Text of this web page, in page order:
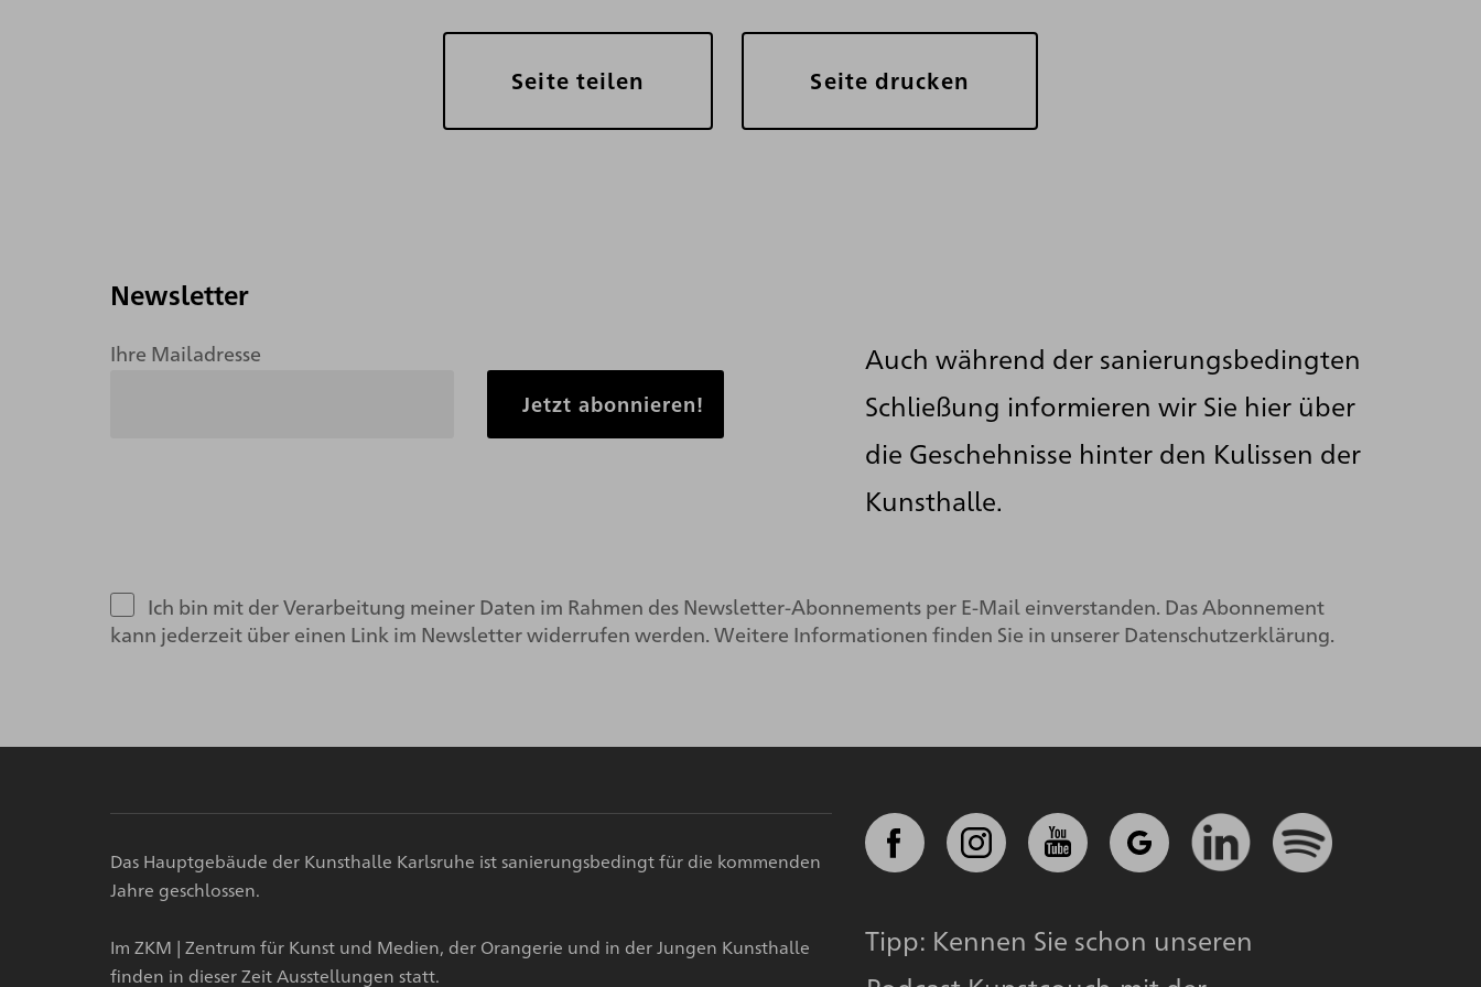
Seite teilen Seite drucken
Newsletter
Auch während der sanierungsbedingten
Schließung informieren wir Sie hier über
die Geschehnisse hinter den Kulissen der
Kunsthalle.
Ihre Mailadresse
Ich bin mit der Verarbeitung meiner Daten im Rahmen des Newsletter-Abonnements per E-Mail einverstanden. Das Abonnement
kann jederzeit über einen Link im Newsletter widerrufen werden. Weitere Informationen finden Sie in unserer Datenschutzerklärung.
Das Hauptgebäude der Kunsthalle Karlsruhe ist sanierungsbedingt für die kommenden
Jahre geschlossen.
Im ZKM | Zentrum für Kunst und Medien, der Orangerie und in der Jungen Kunsthalle
finden in dieser Zeit Ausstellungen statt.
Tipp: Kennen Sie schon unseren